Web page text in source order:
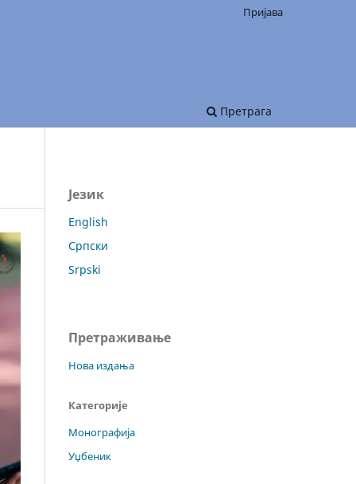
Претрага
Пријава
Језик
English
Српски
Srpski
Претраживање
Нова издања
Категорије
Монографија
Уџбеник